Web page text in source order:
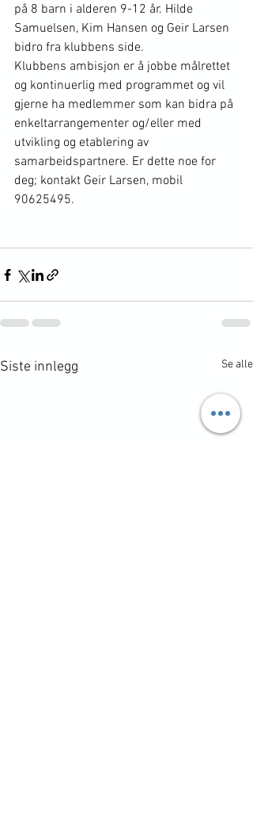
på 8 barn i alderen 9-12 år. Hilde
Samuelsen, Kim Hansen og Geir Larsen
bidro fra klubbens side.
Klubbens ambisjon er å jobbe målrettet
og kontinuerlig med programmet og vil
gjerne ha medlemmer som kan bidra på
enkeltarrangementer og/eller med
utvikling og etablering av
samarbeidspartnere. Er dette noe for
deg; kontakt Geir Larsen, mobil
90625495.
Siste innlegg Se alle